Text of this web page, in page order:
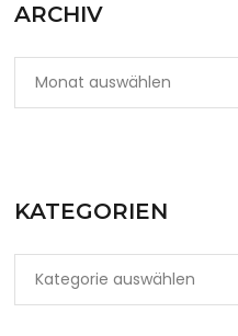
ARCHIV
KATEGORIEN